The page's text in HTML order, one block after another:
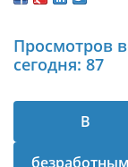
Просмотров
сегодня: 87
В